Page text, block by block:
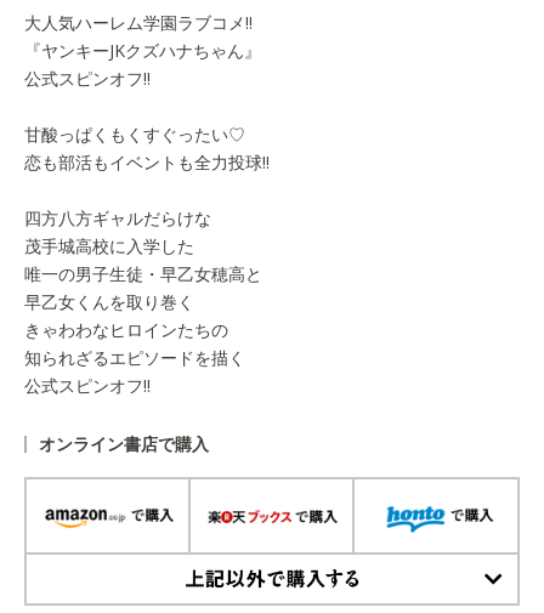
大人気ハーレム学園ラブコメ!!
『ヤンキーJKクズハナちゃん』
公式スピンオフ!!
甘酸っぱくもくすぐったい♡
恋も部活もイベントも全力投球!!
四方八方ギャルだらけな
茂手城高校に入学した
唯一の男子生徒・早乙女穂高と
早乙女くんを取り巻く
きゃわわなヒロインたちの
知られざるエピソードを描く
公式スピンオフ!!
オンライン書店で購入